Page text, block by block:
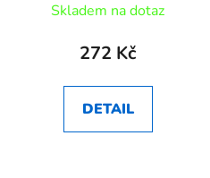
Skladem na dotaz
272 Kč
DETAIL